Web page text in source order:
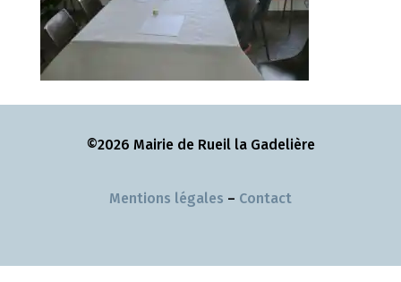
©2026 Mairie de Rueil la Gadelière
Mentions légales – Contact